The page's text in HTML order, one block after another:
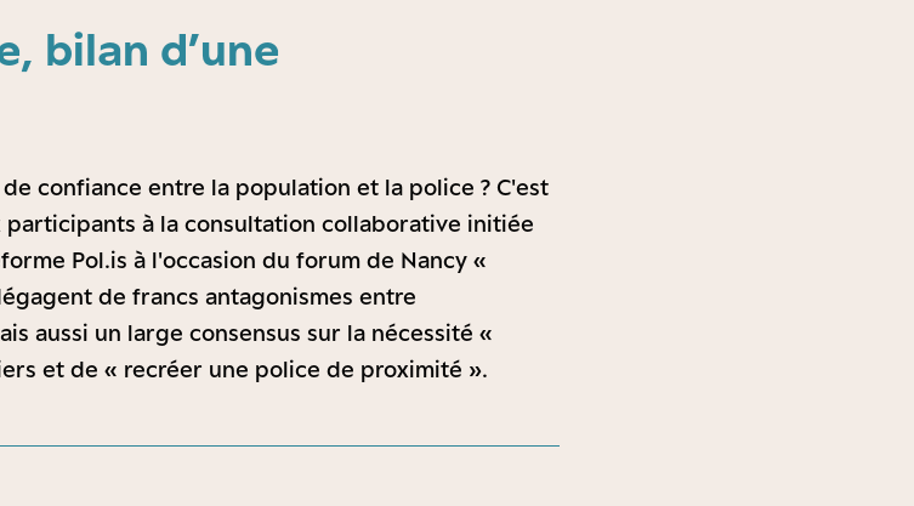
bilan d’une
confiance entre la population et la police ? C'est
à la consultation collaborative initiée
Pol.is à l'occasion du forum de Nancy «
de francs antagonismes entre
aussi un large consensus sur la nécessité «
et de « recréer une police de proximité ».